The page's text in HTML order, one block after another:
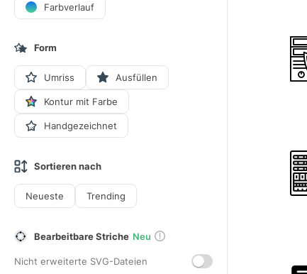
Farbverlauf
Form
Umriss Ausfüllen
Kontur mit Farbe
Handgezeichnet
Sortieren nach
Neueste Trending
Bearbeitbare Striche Neu
Nicht erweiterte SVG-Dateien